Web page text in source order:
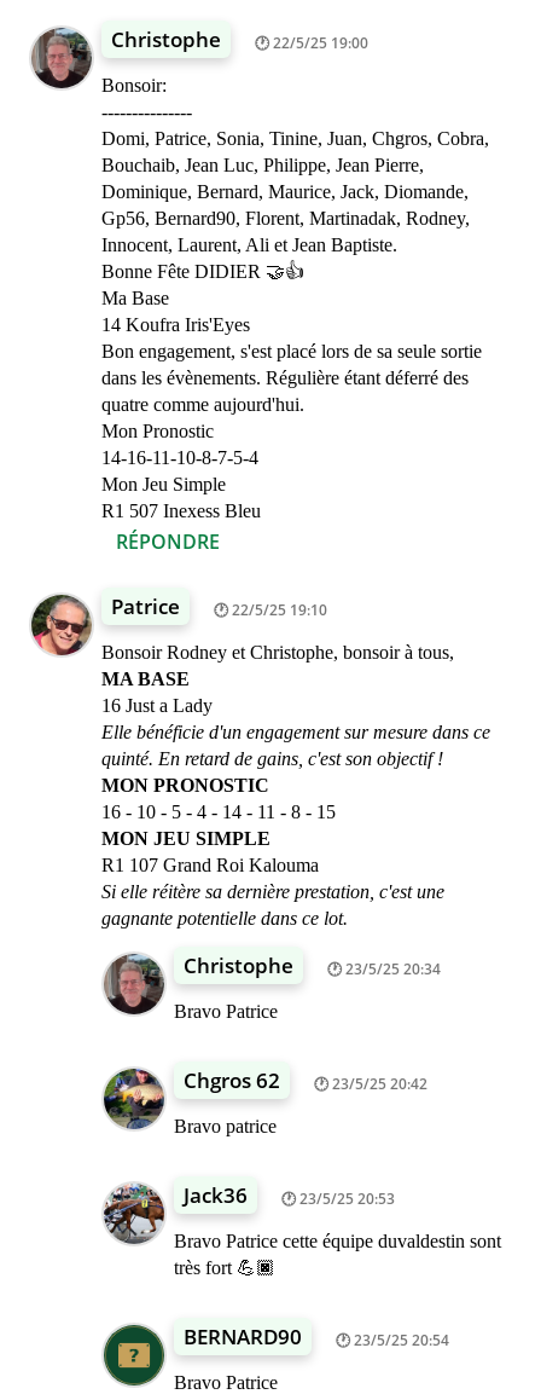
Christophe 22/5/25 19:00
Bonsoir:
---------------
Domi, Patrice, Sonia, Tinine, Juan, Chgros, Cobra,
Bouchaib, Jean Luc, Philippe, Jean Pierre,
Dominique, Bernard, Maurice, Jack, Diomande,
Gp56, Bernard90, Florent, Martinadak, Rodney,
Innocent, Laurent, Ali et Jean Baptiste.
Bonne Fête DIDIER 🤝👍
Ma Base
14 Koufra Iris'Eyes
Bon engagement, s'est placé lors de sa seule sortie
dans les évènements. Régulière étant déferré des
quatre comme aujourd'hui.
Mon Pronostic
14-16-11-10-8-7-5-4
Mon Jeu Simple
R1 507 Inexess Bleu
RÉPONDRE
Patrice 22/5/25 19:10
Bonsoir Rodney et Christophe, bonsoir à tous,
MA BASE
16 Just a Lady
Elle bénéficie d'un engagement sur mesure dans ce
quinté. En retard de gains, c'est son objectif !
MON PRONOSTIC
16 - 10 - 5 - 4 - 14 - 11 - 8 - 15
MON JEU SIMPLE
R1 107 Grand Roi Kalouma
Si elle réitère sa dernière prestation, c'est une
gagnante potentielle dans ce lot.
Christophe 23/5/25 20:34
Bravo Patrice
Chgros 62 23/5/25 20:42
Bravo patrice
Jack36 23/5/25 20:53
Bravo Patrice cette équipe duvaldestin sont
très fort 💪🏿
BERNARD90 23/5/25 20:54
Bravo Patrice